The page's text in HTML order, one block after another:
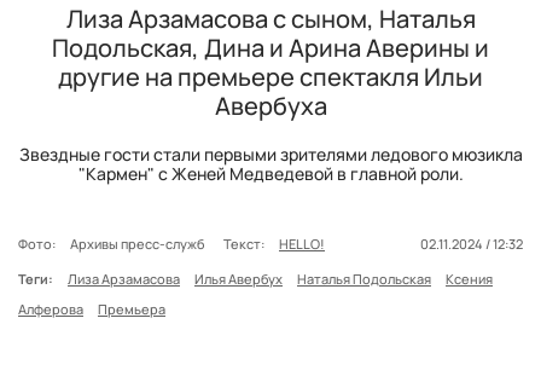
Лиза Арзамасова с сыном, Наталья
Подольская, Дина и Арина Аверины и
другие на премьере спектакля Ильи
Авербуха
Звездные гости стали первыми зрителями ледового мюзикла
"Кармен" с Женей Медведевой в главной роли.
Фото: Архивы пресс-служб Текст: HELLO!
02.11.2024 / 12:32
Теги:
Лиза Арзамасова Илья Авербух Наталья Подольская
Ксения
Алферова
Премьера